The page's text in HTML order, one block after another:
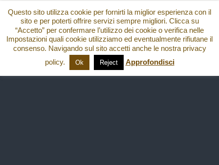
Torna su
Dispositivo Portatile Pc Desktop
All content Copyright
Questo sito utilizza cookie per fornirti la miglior esperienza con il
sito e per poterti offrire servizi sempre migliori. Clicca su
“Accetto” per confermare l’utilizzo dei cookie o verifica nelle
Impostazioni quali cookie utilizziamo ed eventualmente rifiutane il
consenso. Navigando sul sito accetti anche le nostra privacy
policy.
Ok Reject Approfondisci